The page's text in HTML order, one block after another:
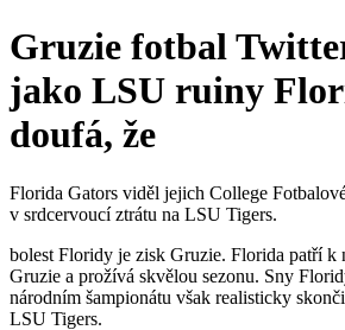
Gruzie fotbal
jako LSU ruiny
doufá, že
Florida Gators viděl jejich College
v srdcervoucí ztrátu na LSU Tigers.
bolest Floridy je zisk Gruzie. Florida patří k
Gruzie a prožívá skvělou sezonu. Sny
národním šampionátu však realisticky
LSU Tigers.